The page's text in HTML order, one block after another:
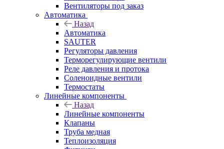
Вентиляторы под заказ
Автоматика
Назад
Автоматика
SAUTER
Регуляторы давления
Терморегулирующие вентили
Реле давления и протока
Соленоидные вентили
Термостаты
Линейные компоненты
Назад
Линейные компоненты
Клапаны
Труба медная
Теплоизоляция